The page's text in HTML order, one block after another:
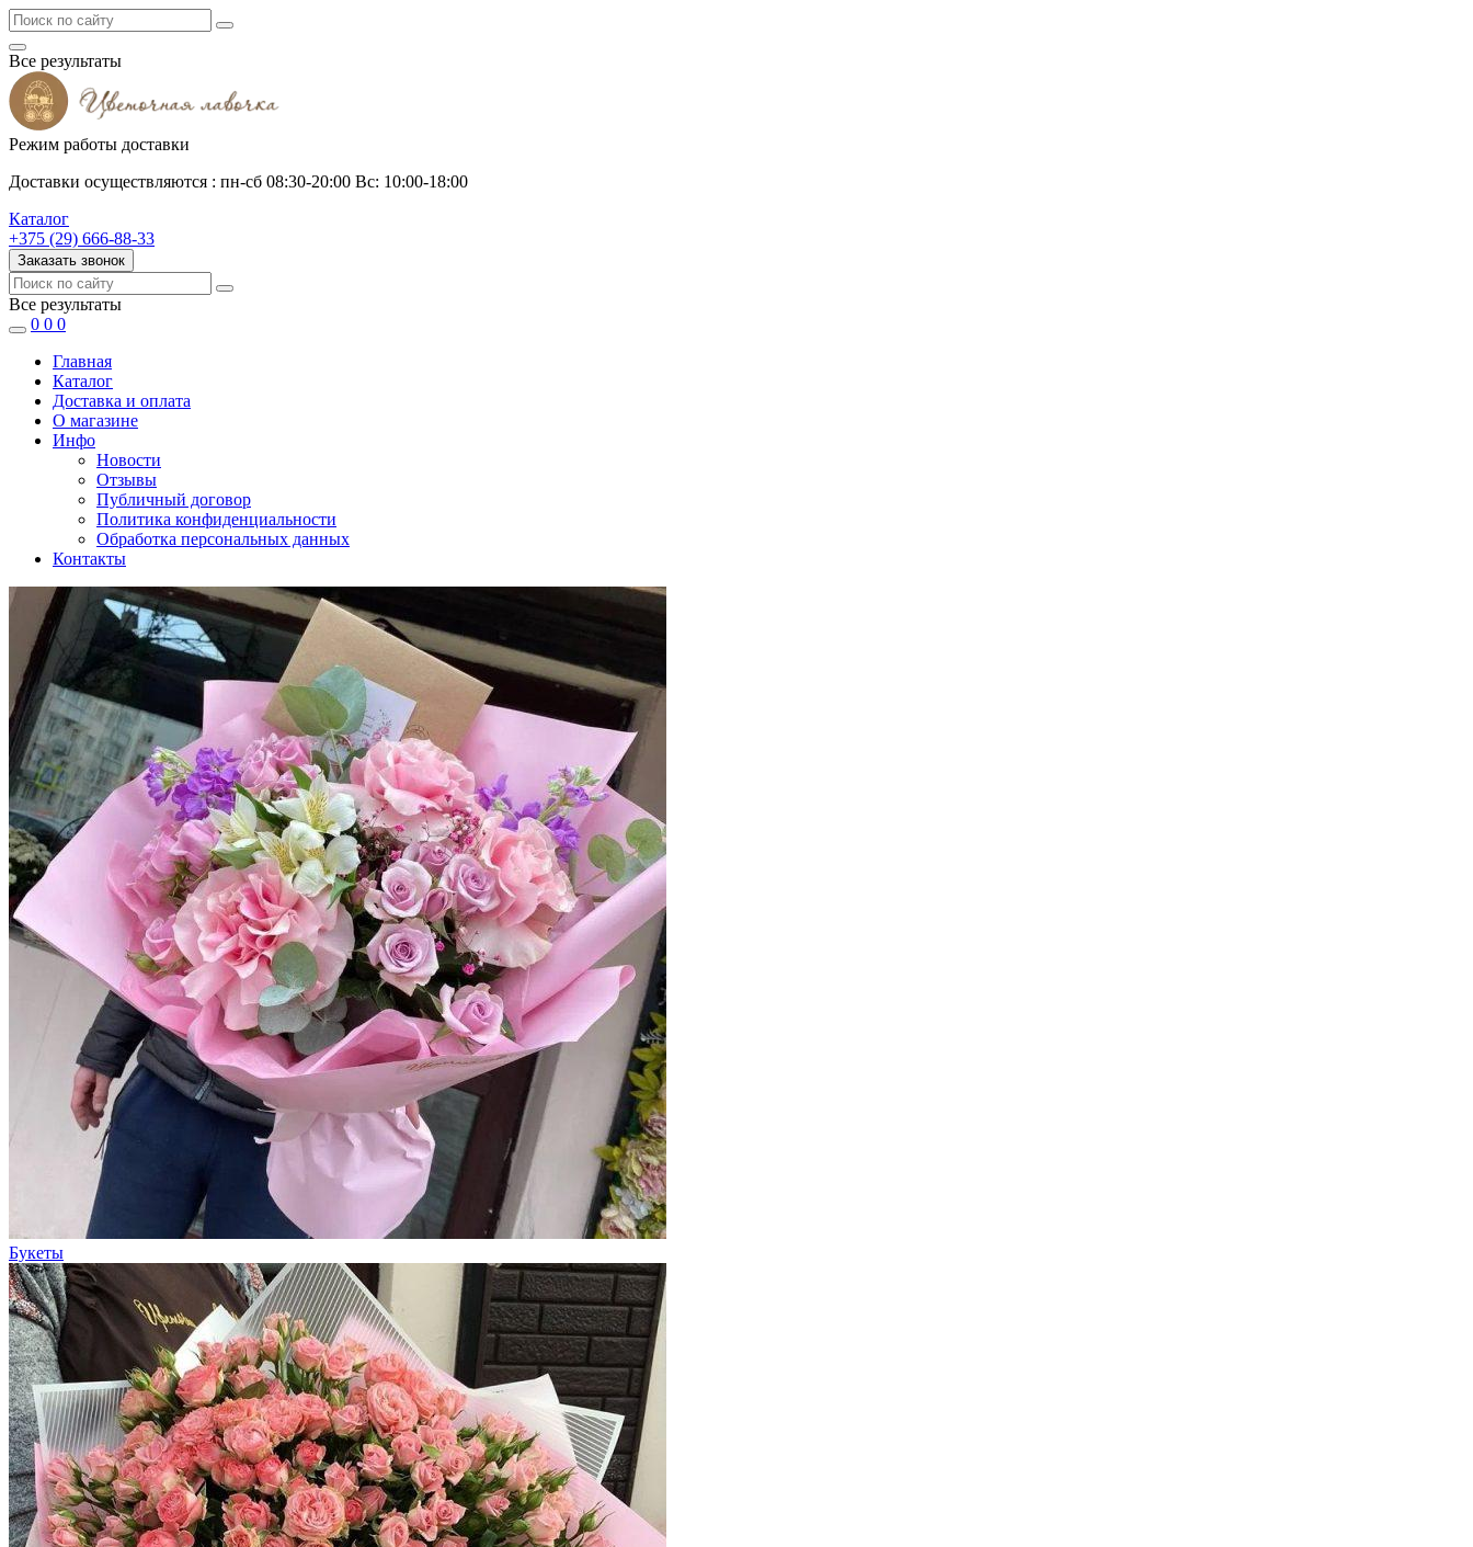
Все результаты
Режим работы доставки
Доставки осуществляются : пн-сб 08:30-20:00 Вс: 10:00-18:00
Каталог
+375 (29) 666-88-33
Заказать звонок
Все результаты
0 0 0
Главная
Каталог
Доставка и оплата
О магазине
Инфо
Новости
Отзывы
Публичный договор
Политика конфиденциальности
Обработка персональных данных
Контакты
Букеты